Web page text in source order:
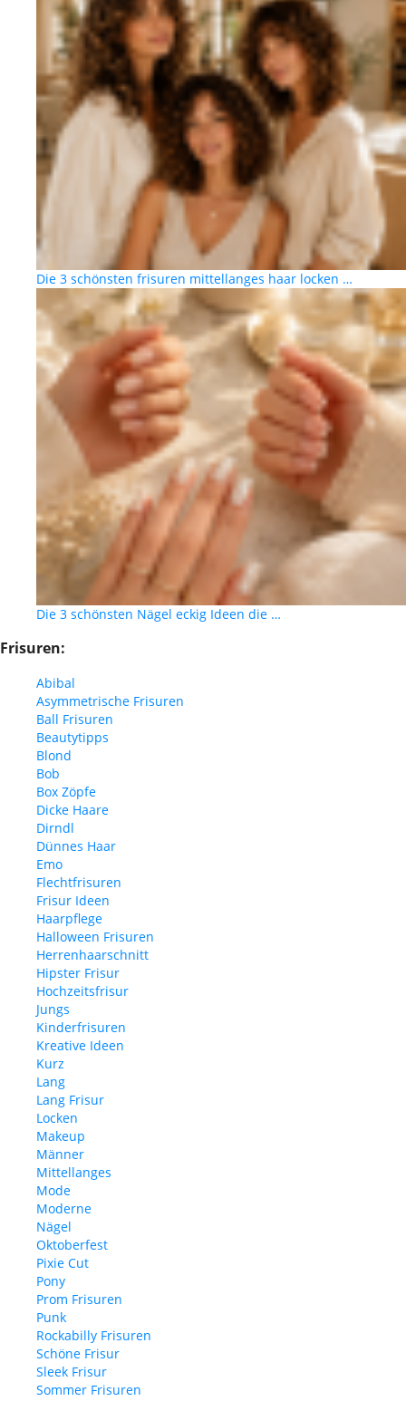
Die 3 schönsten frisuren mittellanges haar locken …
Die 3 schönsten Nägel eckig Ideen die …
Frisuren:
Abibal
Asymmetrische Frisuren
Ball Frisuren
Beautytipps
Blond
Bob
Box Zöpfe
Dicke Haare
Dirndl
Dünnes Haar
Emo
Flechtfrisuren
Frisur Ideen
Haarpflege
Halloween Frisuren
Herrenhaarschnitt
Hipster Frisur
Hochzeitsfrisur
Jungs
Kinderfrisuren
Kreative Ideen
Kurz
Lang
Lang Frisur
Locken
Makeup
Männer
Mittellanges
Mode
Moderne
Nägel
Oktoberfest
Pixie Cut
Pony
Prom Frisuren
Punk
Rockabilly Frisuren
Schöne Frisur
Sleek Frisur
Sommer Frisuren